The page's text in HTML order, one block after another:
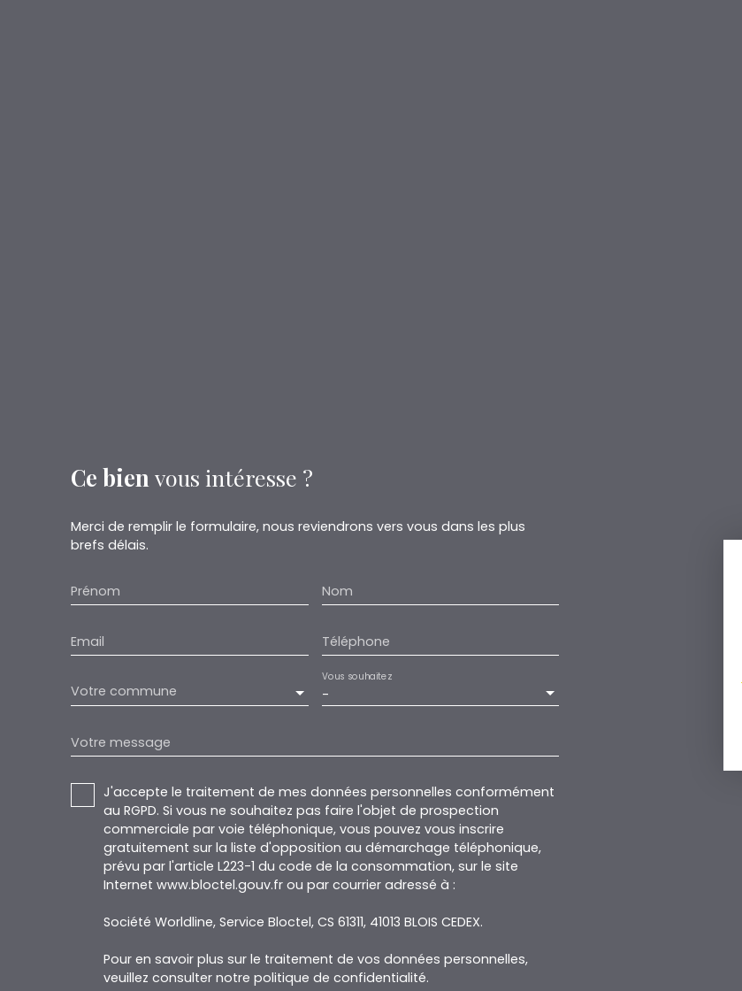
Ce bien vous intéresse ?
Merci de remplir le formulaire, nous reviendrons vers vous dans les plus
brefs délais.
Prénom Nom
Email Téléphone
Votre commune -
Vous souhaitez
Votre message
J'accepte le traitement de mes données personnelles conformément
au RGPD. Si vous ne souhaitez pas faire l'objet de prospection
commerciale par voie téléphonique, vous pouvez vous inscrire
gratuitement sur la liste d'opposition au démarchage téléphonique,
prévu par l'article L223-1 du code de la consommation, sur le site
Internet www.bloctel.gouv.fr ou par courrier adressé à :
Société Worldline, Service Bloctel, CS 61311, 41013 BLOIS CEDEX.
Pour en savoir plus sur le traitement de vos données personnelles,
veuillez consulter notre politique de confidentialité.